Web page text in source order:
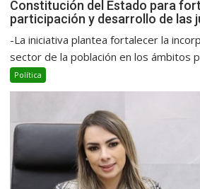
Constitución del Estado para
participación y desarrollo de las
-La iniciativa plantea fortalecer la
sector de la población en los ámbitos
Política